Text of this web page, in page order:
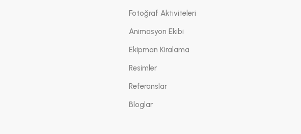
Fotoğraf Aktiviteleri
Animasyon Ekibi
Ekipman Kiralama
Resimler
Referanslar
Bloglar